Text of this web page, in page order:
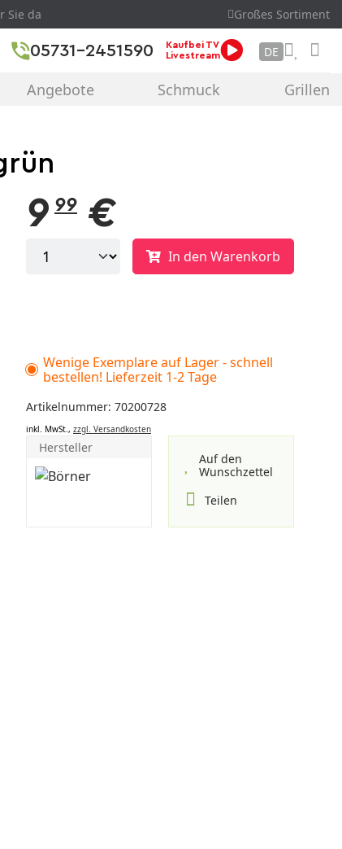
Sie da Großes Sortiment
05731-2451590
Kaufbei TV
Livestream
DE
Angebote Schmuck Grillen
9 99 €
In den Warenkorb
Wenige Exemplare auf Lager - schnell
bestellen! Lieferzeit 1-2 Tage
Artikelnummer: 70200728
inkl. MwSt., zzgl. Versandkosten
Hersteller
Auf den
Wunschzettel
Teilen